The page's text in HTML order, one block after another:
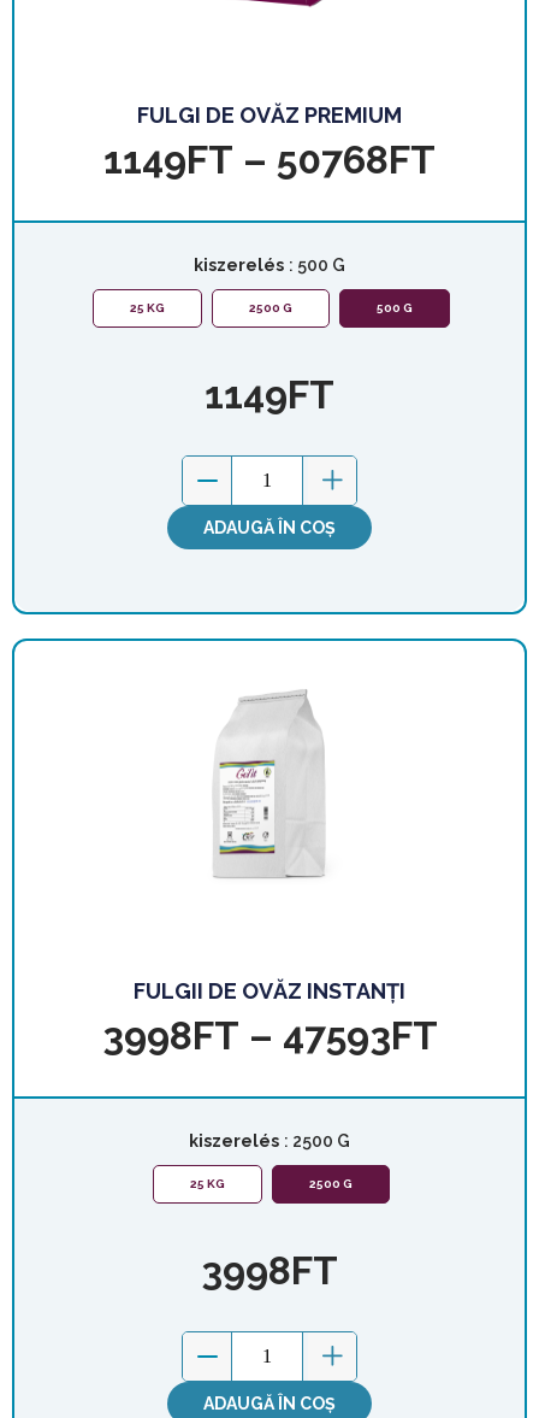
FULGI DE OVĂZ PREMIUM
1149FT – 50768FT
kiszerelés : 500 G
25 KG 2500 G 500 G
1149FT
ADAUGĂ ÎN COȘ
FULGII DE OVĂZ INSTANȚI
3998FT – 47593FT
kiszerelés : 2500 G
25 KG 2500 G
3998FT
ADAUGĂ ÎN COȘ